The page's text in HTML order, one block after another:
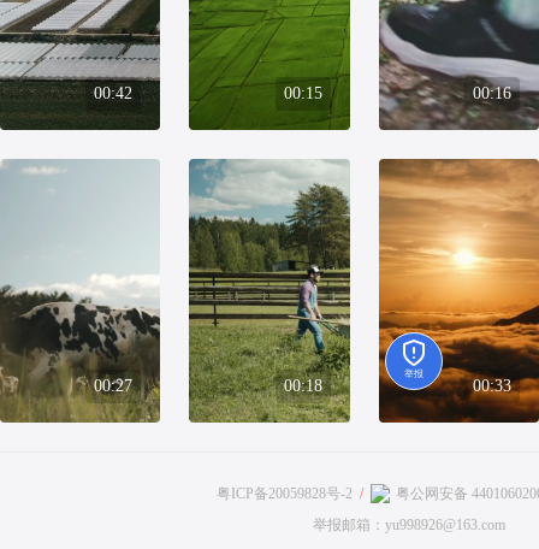
00:42 00:15 00:16
00:27 00:18 00:33
粤ICP备20059828号-2
粤公网安备
举报邮箱：yu998926@163.com
举报